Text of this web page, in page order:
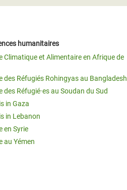
humanitaires
Climatique et Alimentaire en Afrique de
des Réfugiés Rohingyas au Bangladesh
des Réfugié·es au Soudan du Sud
in Gaza
in Lebanon
en Syrie
au Yémen